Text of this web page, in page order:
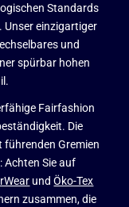
Standards
Unser einzigartiger
und
spürbar hohen
Fairfashion
Die
führenden Gremien
Achten Sie auf
undÖko-Tex
zusammen, die